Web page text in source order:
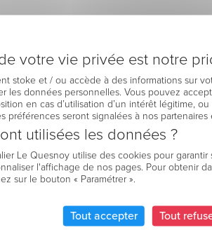
votre vie privée est notre
stoke et / ou accède à des informations sur
les données personnelles. Vous pouvez
en cas d’utilisation d’un intérêt légitime,
préférences seront signalées à nos
utilisées les données ?
Le Quesnoy utilise des cookies pour
l'affichage de nos pages. Pour obtenir
sur le bouton « Paramétrer ».
Tout accepter Tout